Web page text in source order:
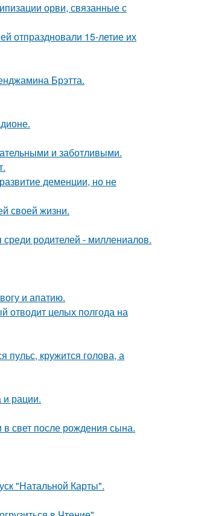
орви, связанные с
отпраздновали 15-летие их
Брэтта.
и заботливыми.
деменции, но не
своей жизни.
родителей - миллениалов.
и апатию.
отводит целых полгода на
пульс, кружится голова, а
рации.
свет после рождения сына.
"Натальной Карты".